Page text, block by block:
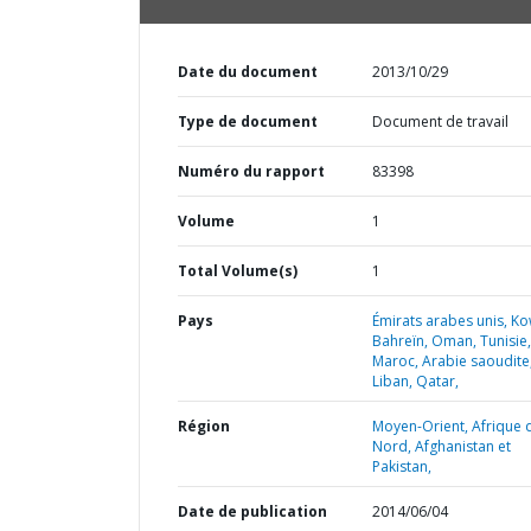
Date du document 2013/10/29
Type de document Document de travail
Numéro du rapport 83398
Volume 1
Total Volume(s) 1
Pays Émirats arabes unis,
Bahreïn, Oman,Tunisie,
Maroc,Arabie
Liban, Qatar,
Région
Moyen-Orient, Afrique
Nord, Afghanistan et
Pakistan,
Date de publication 2014/06/04